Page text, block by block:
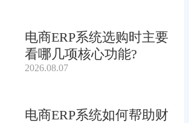
电商ERP系统选购时主要
看哪几项核心功能?
2026.08.07
电商ERP系统如何帮助财